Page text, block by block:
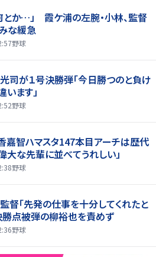
とか…」 霞ケ浦の左腕・小林、監督
な緩急
野球
光司が１号決勝弾「今日勝つのと負け
ます」
野球
嘉智ハマスタ147本目アーチは歴代
偉大な先輩に並べてうれしい」
野球
監督「先発の仕事を十分してくれたと
勝点被弾の柳裕也を責めず
野球